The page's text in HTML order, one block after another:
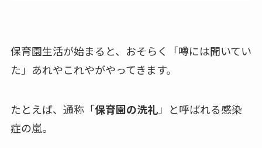
保育園生活が始まると、おそらく「噂には聞いてい
た」あれやこれやがやってきます。
たとえば、通称「保育園の洗礼」と呼ばれる感染
症の嵐。